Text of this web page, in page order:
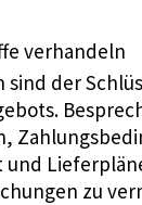
verhandeln
sind der
und
zu